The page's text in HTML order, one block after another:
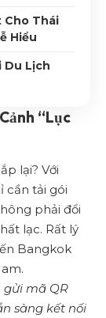
Cho Thái
Hiểu
Du Lịch
“Lục
lại? Với
cần tải gói
phải đổi
lạc. Rất lý
Bangkok
gửi mã QR
sàng kết nối